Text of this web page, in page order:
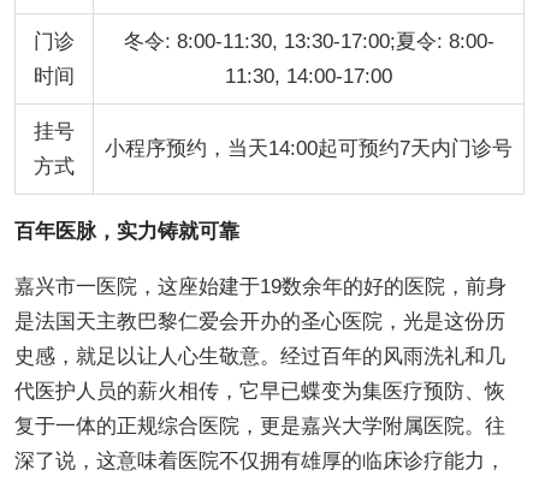
门诊
时间
冬令: 8:00-11:30, 13:30-17:00;夏令: 8:00-
11:30, 14:00-17:00
挂号
方式
小程序预约，当天14:00起可预约7天内门诊号
百年医脉，实力铸就可靠
嘉兴市一医院，这座始建于19数余年的好的医院，前身
是法国天主教巴黎仁爱会开办的圣心医院，光是这份历
史感，就足以让人心生敬意。经过百年的风雨洗礼和几
代医护人员的薪火相传，它早已蝶变为集医疗预防、恢
复于一体的正规综合医院，更是嘉兴大学附属医院。往
深了说，这意味着医院不仅拥有雄厚的临床诊疗能力，